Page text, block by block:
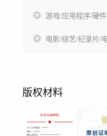
游戏/应用程序/硬
电影/综艺/纪录片/
版权材料